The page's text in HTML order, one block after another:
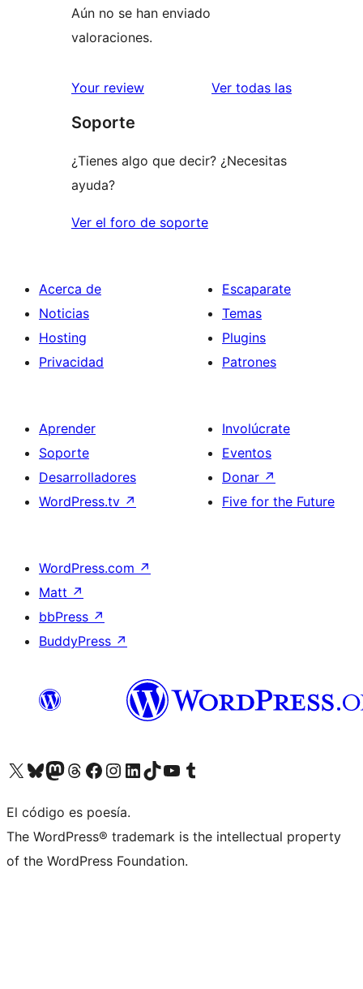
Aún no se han enviado
valoraciones.
Your review Ver todas las
Soporte
¿Tienes algo que decir? ¿Necesitas
ayuda?
Ver el foro de soporte
Acerca de
Noticias
Hosting
Privacidad
Escaparate
Temas
Plugins
Patrones
Aprender
Soporte
Desarrolladores
WordPress.tv ↗
Involúcrate
Eventos
Donar ↗
Five for the Future
WordPress.com ↗
Matt ↗
bbPress ↗
BuddyPress ↗
Visita nuestra cuenta de X (anteriormente Twitter)
Visita nuestra cuenta de Bluesky
Visita nuestra cuenta de Mastodon
Visita nuestra cuenta de Threads
Visita nuestra página de Facebook
Visita nuestra cuenta de Instagram
Visita nuestra cuenta de LinkedIn
Visita nuestra cuenta de TikTok
Visita nuestro canal de YouTube
Visita nuestra cuenta de Tumblr
El código es poesía.
The WordPress® trademark is the intellectual property
of the WordPress Foundation.